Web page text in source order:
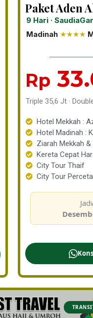
Paket Aden
9 Hari ·
Madinah ★★★★
Rp
Triple 35,6 Jt ·
Hotel Mekkah :
Hotel Madinah :
Ziarah Mekkah &
Kereta Cepat
City Tour Thaif
City Tour